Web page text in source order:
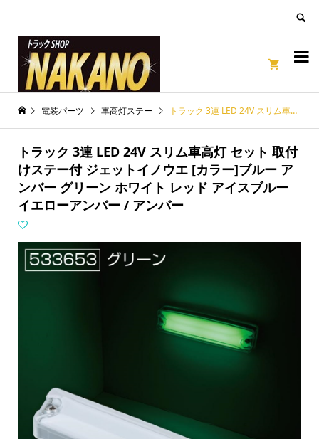


電装パーツ 車高灯ステー トラック 3連 LED 24V スリム車高灯 セット 取付けステー付 ジェットイノウエ [カラー]ブルー アンバー グリーン ホワイト レッド アイスブルー イエローアンバー / アンバー
トラック 3連 LED 24V スリム車高灯 セット 取付
けステー付 ジェットイノウエ [カラー]ブルー ア
ンバー グリーン ホワイト レッド アイスブルー
イエローアンバー / アンバー